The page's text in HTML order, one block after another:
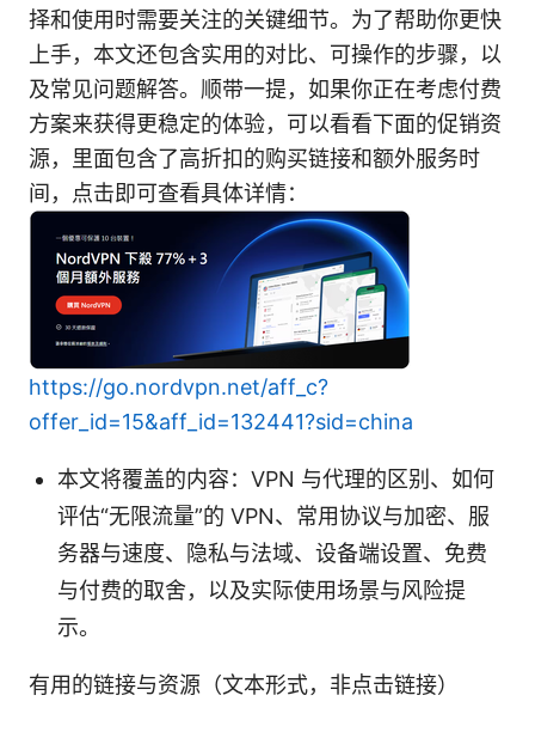
择和使用时需要关注的关键细节。为了帮助你更快
上手，本文还包含实用的对比、可操作的步骤，以
及常见问题解答。顺带一提，如果你正在考虑付费
方案来获得更稳定的体验，可以看看下面的促销资
源，里面包含了高折扣的购买链接和额外服务时
间，点击即可查看具体详情：
https://go.nordvpn.net/aff_c?
offer_id=15&aff_id=132441?sid=china
本文将覆盖的内容：VPN 与代理的区别、如何
评估“无限流量”的 VPN、常用协议与加密、服
务器与速度、隐私与法域、设备端设置、免费
与付费的取舍，以及实际使用场景与风险提
示。
有用的链接与资源（文本形式，非点击链接）